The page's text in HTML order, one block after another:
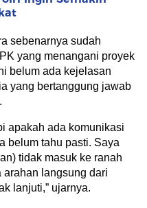
sebenarnya sudah
yang menangani proyek
belum ada kejelasan
yang bertanggung jawab
apakah ada komunikasi
belum tahu pasti. Saya
tidak masuk ke ranah
arahan langsung dari
lanjuti,” ujarnya.